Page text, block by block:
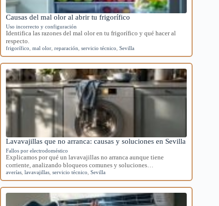
Causas del mal olor al abrir tu frigorífico
Uso incorrecto y configuración
Identifica las razones del mal olor en tu frigorífico y qué hacer al
respecto.
frigorífico mal olor reparación servicio técnico Sevilla
Lavavajillas que no arranca: causas y soluciones en Sevilla
Fallos por electrodoméstico
Explicamos por qué un lavavajillas no arranca aunque tiene
corriente, analizando bloqueos comunes y soluciones…
averías lavavajillas servicio técnico Sevilla